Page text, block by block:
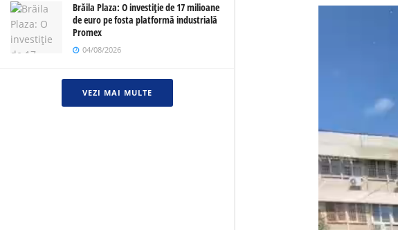
Brăila Plaza: O investiție de 17 milioane
de euro pe fosta platformă industrială
Promex
04/08/2026
VEZI MAI MULTE